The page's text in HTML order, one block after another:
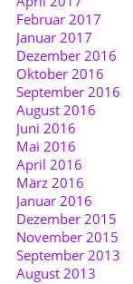
Februar 2017
Januar 2017
Dezember 2016
Oktober 2016
September 2016
August 2016
Juni 2016
Mai 2016
April 2016
März 2016
Januar 2016
Dezember 2015
November 2015
September 2013
August 2013